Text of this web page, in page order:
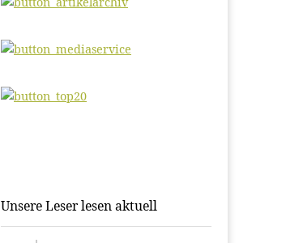
Unsere Leser lesen aktuell